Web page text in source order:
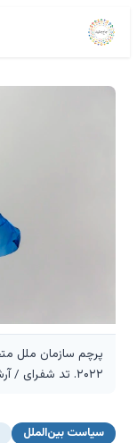
پرچم سازمان ملل
۲۰۲۲. تد شفرای / آرشیو آسوشیتدپرس
سیاست بین‌الملل